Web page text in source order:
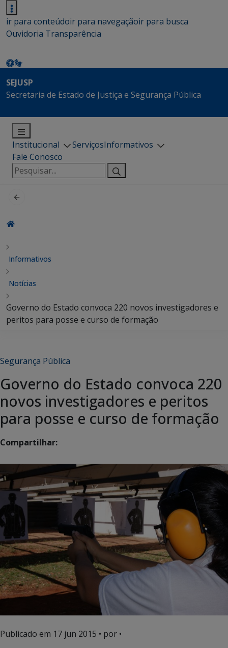
ir para conteúdoir para navegaçãoir para busca
Ouvidoria Transparência
SEJUSP
Secretaria de Estado de Justiça e Segurança Pública
Institucional ServiçosInformativos
Fale Conosco
Pesquisar
por:
Informativos
Notícias
Governo do Estado convoca 220 novos investigadores e
peritos para posse e curso de formação
Segurança Pública
Governo do Estado convoca 220
novos investigadores e peritos
para posse e curso de formação
Compartilhar:
Publicado em 17 jun 2015 • por •